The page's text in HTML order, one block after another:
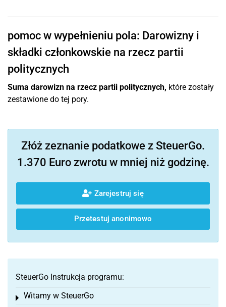
pomoc w wypełnieniu pola: Darowizny i
składki członkowskie na rzecz partii
politycznych
Suma darowizn na rzecz partii politycznych, które zostały
zestawione do tej pory.
Złóż zeznanie podatkowe z SteuerGo.
1.370 Euro zwrotu w mniej niż godzinę.
Zarejestruj się
Przetestuj anonimowo
SteuerGo Instrukcja programu:
Witamy w SteuerGo
Toggle menu